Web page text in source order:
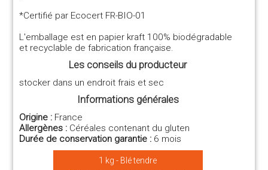
*Certifié par Ecocert FR-BIO-01
L'emballage est en papier kraft 100% biodégradable
et recyclable de fabrication française.
Les conseils du producteur
stocker dans un endroit frais et sec
Informations générales
Origine : France
Allergènes : Céréales contenant du gluten
Durée de conservation garantie : 6 mois
1 kg - Blé tendre